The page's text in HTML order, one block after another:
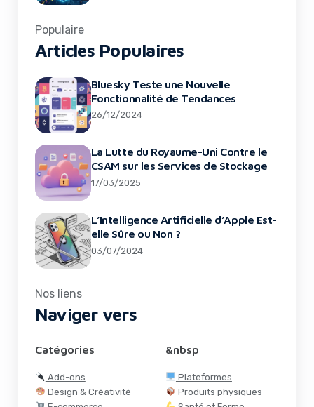
Populaire
Articles Populaires
Bluesky Teste une Nouvelle
Fonctionnalité de Tendances
26/12/2024
La Lutte du Royaume-Uni Contre le
CSAM sur les Services de Stockage
17/03/2025
L’Intelligence Artificielle d’Apple Est-
elle Sûre ou Non ?
03/07/2024
Nos liens
Naviger vers
Catégories
Add-ons
Design & Créativité
&nbsp
Plateformes
Produits physiques